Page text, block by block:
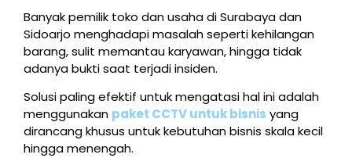
Banyak pemilik toko dan usaha di Surabaya dan
Sidoarjo menghadapi masalah seperti kehilangan
barang, sulit memantau karyawan, hingga tidak
adanya bukti saat terjadi insiden.
Solusi paling efektif untuk mengatasi hal ini adalah
menggunakan paket CCTV untuk bisnis yang
dirancang khusus untuk kebutuhan bisnis skala kecil
hingga menengah.